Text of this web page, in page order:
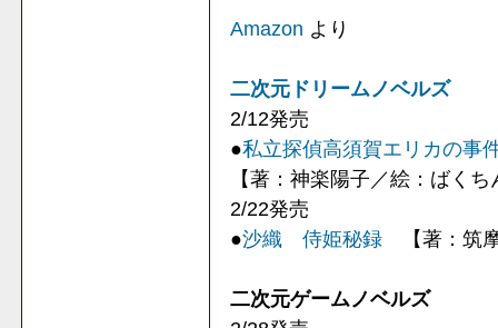
Amazon より
二次元ドリームノベルズ
2/12発売
●私立探偵高須賀エリカの
【著：神楽陽子／絵：ばくち
2/22発売
●沙織 侍姫秘録 【著：筑
二次元ゲームノベルズ